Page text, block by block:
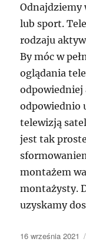
Odnajdziemy
lub sport.
rodzaju
By móc w
oglądania
odpowiedniej
odpowiednio
telewizją
jest tak
montażem
montażysty.
uzyskamy
Data
16 września 2021